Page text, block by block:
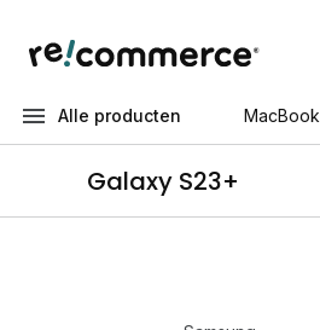
Alle producten MacBook
Galaxy S23+